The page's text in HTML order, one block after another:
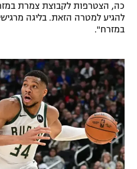
המגזין
כה, הצטרפות לקבוצת צמרת
להגיע למטרה הזאת. בליגה
במזרח".